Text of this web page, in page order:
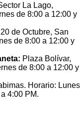
La Lago,
de 8:00 a 12:00 y
de Octubre, San
de 8:00 a 12:00 y
Plaza Bolívar,
de 8:00 a 12:00 y
Horario: Lunes
4:00 PM.